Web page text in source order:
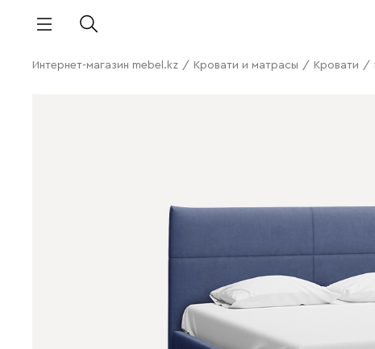
Интернет-магазин mebel.kz / Кровати и матрасы / Кровати /